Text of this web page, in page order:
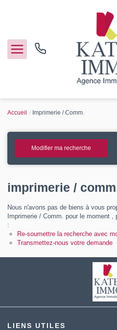
Vendre
Guide de l'immo
Accueil Imprimerie / Comm.
Modifier ma recherche
imprimerie /
Nous n'avons pas de biens à vous
Imprimerie / Comm. pour le moment
:
Re-soumettre la recherche avec
Transmettez-nous votre demande
LIENS UTILES